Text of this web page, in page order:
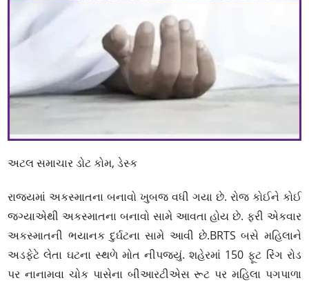
અટલ સમાચાર ડોટ કોમ, ડેસ્ક
રાજ્યમાં અકસ્માતના બનાવો ખુબજ વધી ગયા છે. રોજ કોઈને કોઈ
જગ્યાએથી અકસ્માતના બનાવો સામે આવતા હોય છે. ફરી એકવાર
અકસ્માતની ભયાનક દુર્ઘટના સામે આવી છે.BRTS બસે મહિલાને
અડફેટે લેતા ઘટના સ્થળે મોત નીપજ્યું. શહેરમાં 150 ફૂટ રિંગ રોડ
પર નાનામવા ચોક પાસેના બીઆરટીએસ રૂટ પર મહિલા પગપાળા